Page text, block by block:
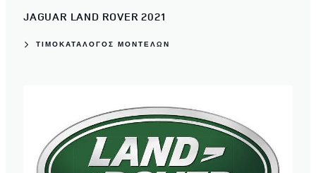
JAGUAR LAND ROVER 2021
ΤΙΜΟΚΑΤΑΛΟΓΟΣ ΜΟΝΤΕΛΩΝ